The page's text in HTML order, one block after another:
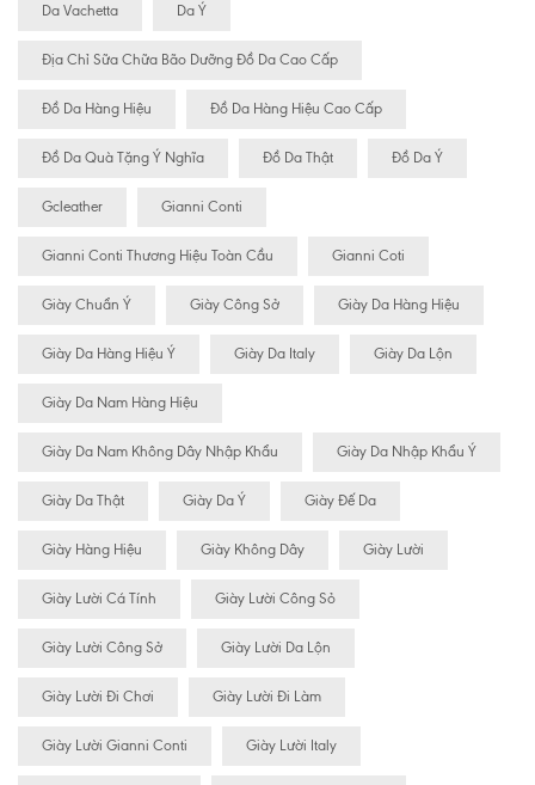
Da Vachetta Da Ý
Địa Chỉ Sữa Chữa Bão Dưỡng Đồ Da Cao Cấp
Đồ Da Hàng Hiệu Đồ Da Hàng Hiệu Cao Cấp
Đồ Da Quà Tặng Ý Nghĩa Đồ Da Thật Đồ Da Ý
Gcleather Gianni Conti
Gianni Conti Thương Hiệu Toàn Cầu Gianni Coti
Giày Chuẩn Ý Giày Công Sở Giày Da Hàng Hiệu
Giày Da Hàng Hiệu Ý Giày Da Italy Giày Da Lộn
Giày Da Nam Hàng Hiệu
Giày Da Nam Không Dây Nhập Khẩu Giày Da Nhập Khẩu Ý
Giày Da Thật Giày Da Ý Giày Đế Da
Giày Hàng Hiệu Giày Không Dây Giày Lười
Giày Lười Cá Tính Giày Lười Công Sỏ
Giày Lười Công Sở Giày Lười Da Lộn
Giày Lười Đi Chơi Giày Lười Đi Làm
Giày Lười Gianni Conti Giày Lười Italy